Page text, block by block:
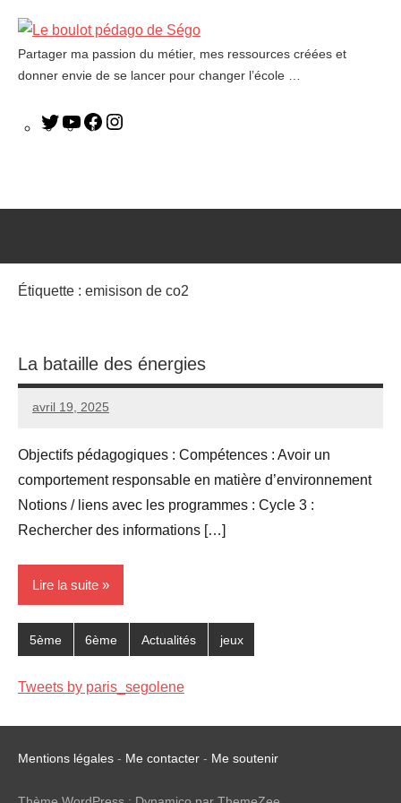
Le
boulot
Partager ma passion du métier, mes ressources créées et
donner envie de se lancer pour changer l’école …
Étiquette : emisison de co2
La bataille des énergies
avril 19, 2025
Seg0_La_Vraie
2
Objectifs pédagogiques : Compétences : Avoir un
comportement responsable en matière d’environnement
Notions / liens avec les programmes : Cycle 3 :
Rechercher des informations […]
Lire la suite
5ème 6ème Actualités jeux
Tweets by paris_segolene
Mentions légales - Me contacter - Me soutenir